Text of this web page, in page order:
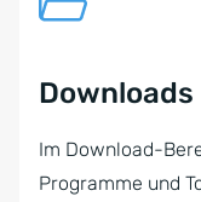
Downloads
Im Download-
Programme und